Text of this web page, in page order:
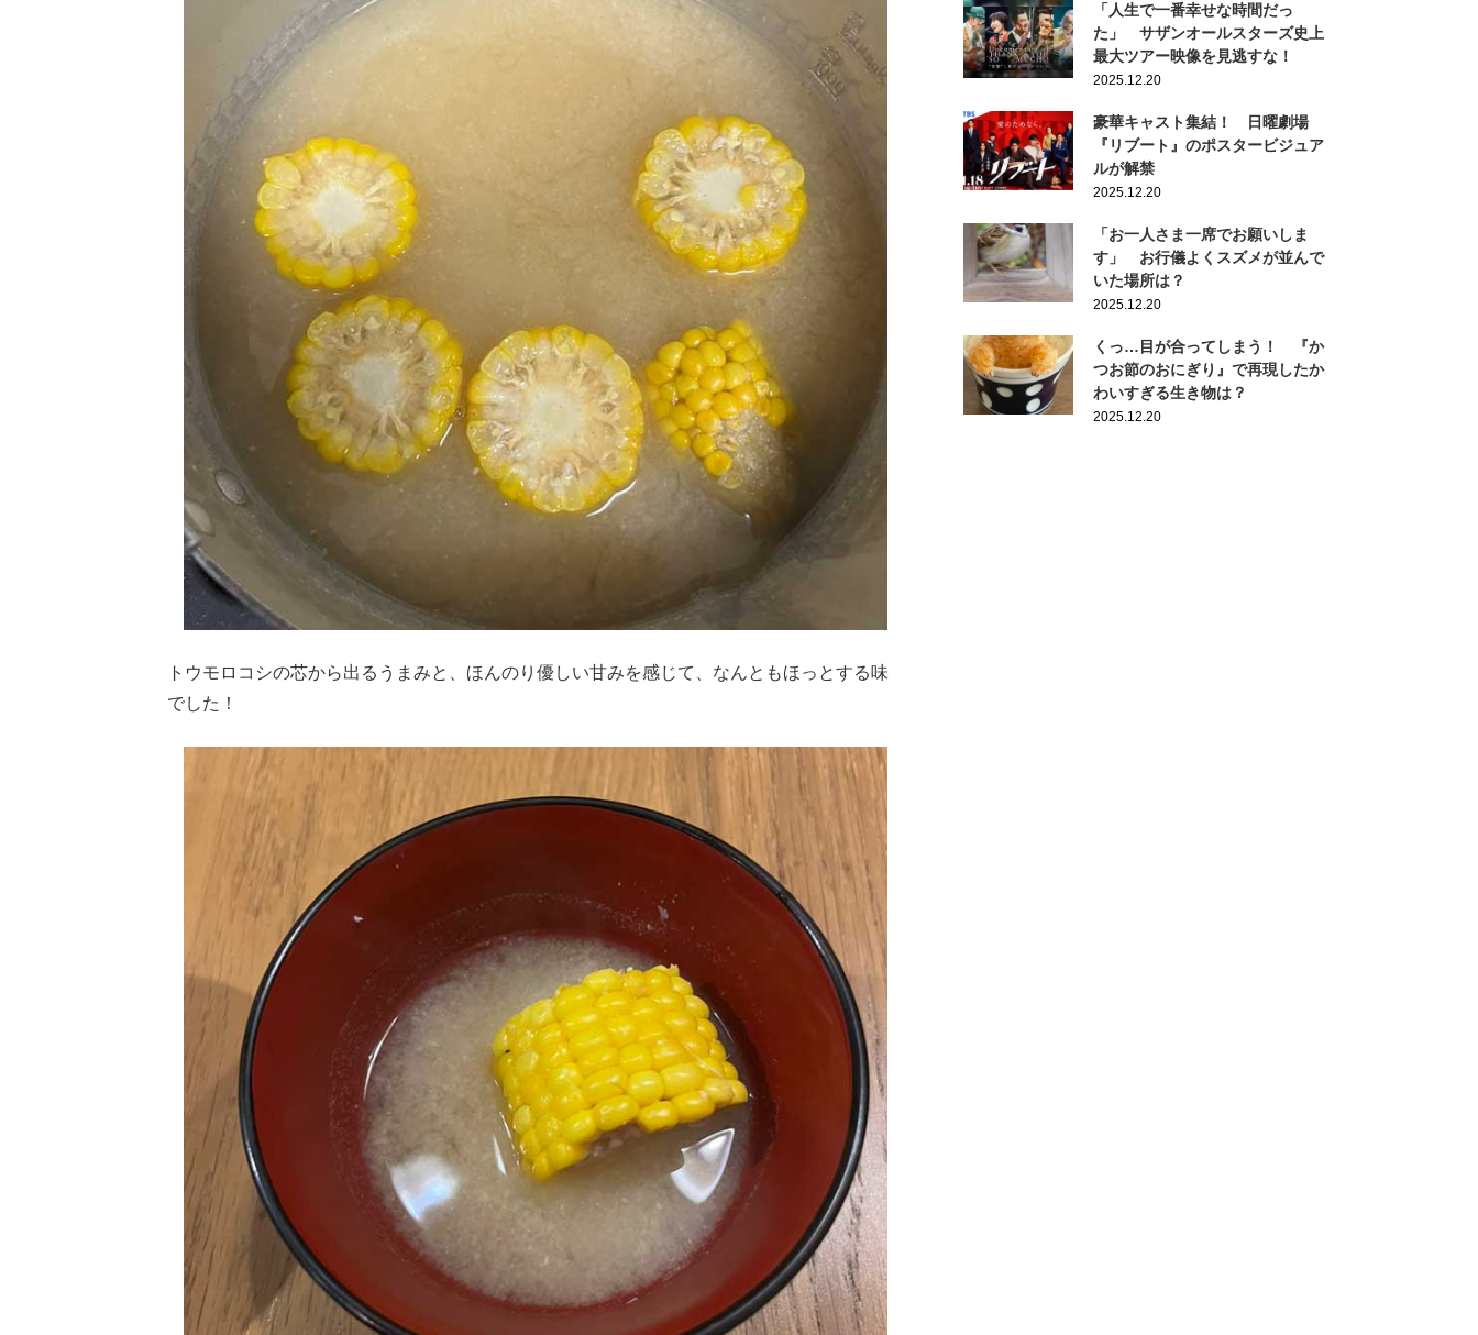
トウモロコシの芯から出るうまみと、ほんのり優しい甘みを感じて、なんともほっとする味
でした！
「人生で一番幸せな時間だっ
た」 サザンオールスターズ史上
最大ツアー映像を見逃すな！
2025.12.20
豪華キャスト集結！ 日曜劇場
『リブート』のポスタービジュア
ルが解禁
2025.12.20
「お一人さま一席でお願いしま
す」 お行儀よくスズメが並んで
いた場所は？
2025.12.20
くっ…目が合ってしまう！ 『か
つお節のおにぎり』で再現したか
わいすぎる生き物は？
2025.12.20